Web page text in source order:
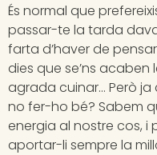
És normal que
passar-te la tarda
farta d’haver de
dies que se’ns acaben
agrada cuinar… Però ja
no fer-ho bé? Sabem
energia al nostre cos, i
aportar-li sempre la